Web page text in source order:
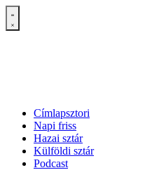
Címlapsztori
Napi friss
Hazai sztár
Külföldi sztár
Podcast